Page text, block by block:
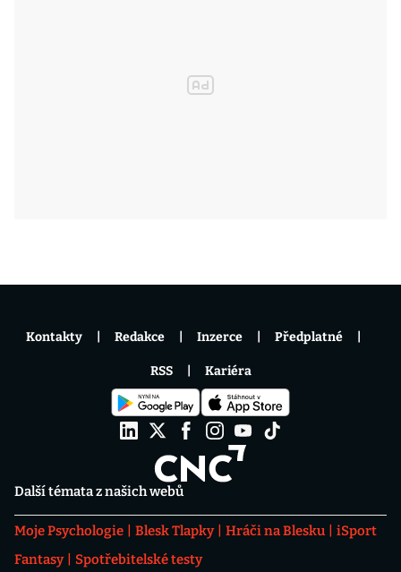
Další témata z našich webů
Moje Psychologie Blesk Tlapky Hráči na Blesku
iSport
Fantasy
Spotřebitelské testy
Kontakty Redakce Inzerce Předplatné
RSS Kariéra